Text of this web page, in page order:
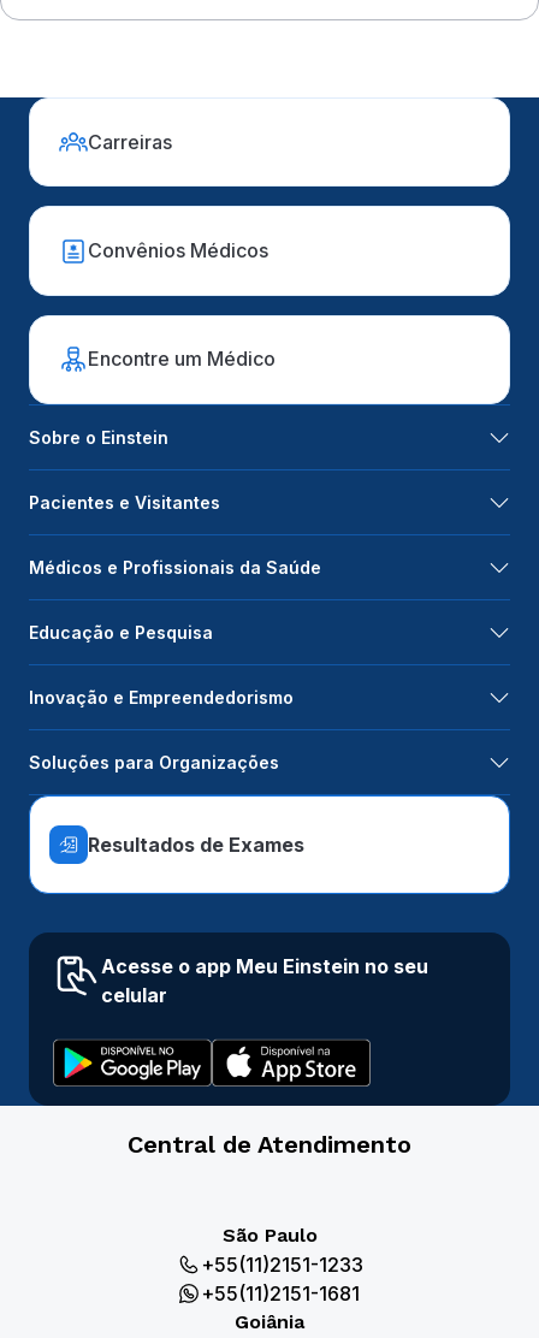
Carreiras
Convênios Médicos
Encontre um Médico
Sobre o Einstein
Pacientes e Visitantes
Médicos e Profissionais da Saúde
Educação e Pesquisa
Inovação e Empreendedorismo
Soluções para Organizações
Resultados de Exames
Acesse o app Meu Einstein no seu
celular
Central de Atendimento
São Paulo
+55(11)2151-1233
+55(11)2151-1681
Goiânia